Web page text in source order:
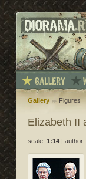
Gallery Figures
Elizabeth II
scale: 1:14 author: